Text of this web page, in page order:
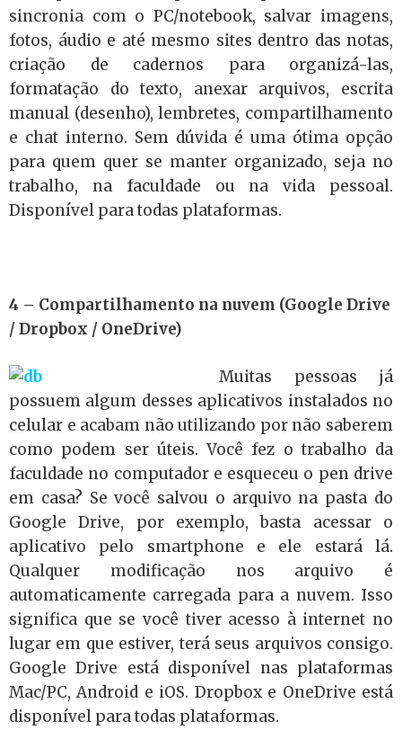
sincronia com o PC/notebook, salvar imagens,
fotos, áudio e até mesmo sites dentro das notas,
criação de cadernos para organizá-las,
formatação do texto, anexar arquivos, escrita
manual (desenho), lembretes, compartilhamento
e chat interno. Sem dúvida é uma ótima opção
para quem quer se manter organizado, seja no
trabalho, na faculdade ou na vida pessoal.
Disponível para todas plataformas.
4 – Compartilhamento na nuvem (Google Drive
/ Dropbox / OneDrive)
Muitas pessoas já
possuem algum desses aplicativos instalados no
celular e acabam não utilizando por não saberem
como podem ser úteis. Você fez o trabalho da
faculdade no computador e esqueceu o pen drive
em casa? Se você salvou o arquivo na pasta do
Google Drive, por exemplo, basta acessar o
aplicativo pelo smartphone e ele estará lá.
Qualquer modificação nos arquivo é
automaticamente carregada para a nuvem. Isso
significa que se você tiver acesso à internet no
lugar em que estiver, terá seus arquivos consigo.
Google Drive está disponível nas plataformas
Mac/PC, Android e iOS. Dropbox e OneDrive está
disponível para todas plataformas.